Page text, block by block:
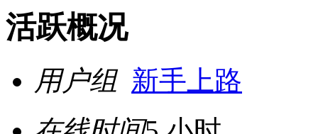
活跃概况
用户组 新手上路